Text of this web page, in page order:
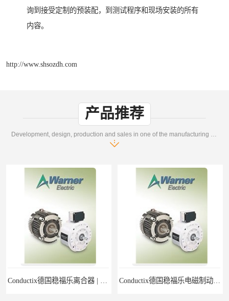
询到接受定制的预装配，到测试程序和现场安装的所有
内容。
http://www.shsozdh.com
产品推荐